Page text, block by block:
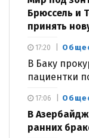
Брюссель и
принять
В Баку
пациентки
17:20
В
ранних
17:06